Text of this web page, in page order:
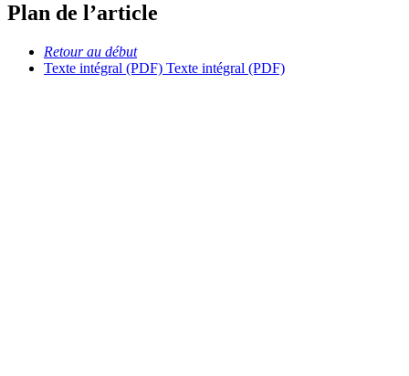
Plan de l’article
Retour au début
Texte intégral (PDF) Texte intégral (PDF)